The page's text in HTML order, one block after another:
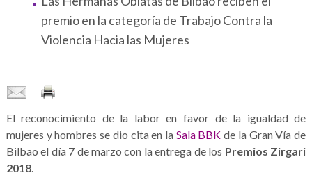
premio en la categoría de Trabajo Contra la
Violencia Hacia las Mujeres
El reconocimiento de la labor en favor de la igualdad de
mujeres y hombres se dio cita en la Sala BBK de la Gran Vía de
Bilbao el día 7 de marzo con la entrega de los Premios Zirgari
2018.